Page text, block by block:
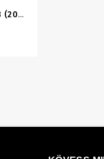
Volkswagen Passat B8 (2014-2019) Teljes Szett